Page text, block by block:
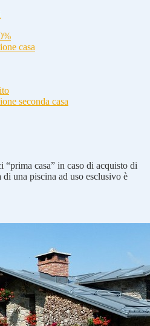
casa
seconda casa
“prima casa” in caso di acquisto di
una piscina ad uso esclusivo è